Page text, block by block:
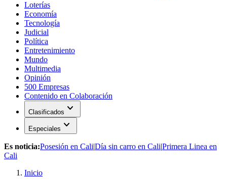
Loterías
Economía
Tecnología
Judicial
Política
Entretenimiento
Mundo
Multimedia
Opinión
500 Empresas
Contenido en Colaboración
Clasificados expand_more
Especiales expand_more
Es noticia:Posesión en Cali|Día sin carro en Cali|Primera Linea en
Cali
Inicio